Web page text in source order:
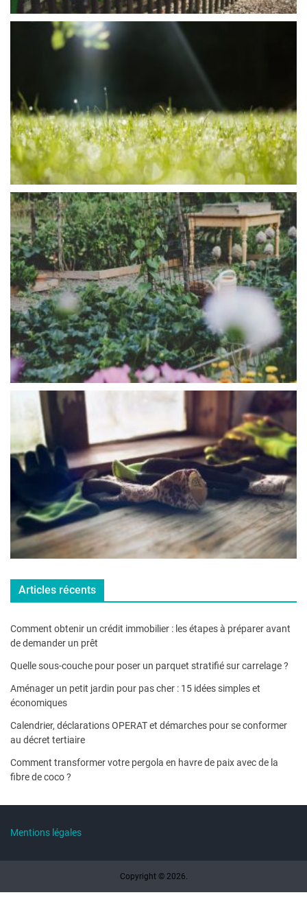
Articles récents
Comment obtenir un crédit immobilier : les étapes à préparer avant
de demander un prêt
Quelle sous-couche pour poser un parquet stratifié sur carrelage ?
Aménager un petit jardin pour pas cher : 15 idées simples et
économiques
Calendrier, déclarations OPERAT et démarches pour se conformer
au décret tertiaire
Comment transformer votre pergola en havre de paix avec de la
fibre de coco ?
Mentions légales
Copyright © 2026.